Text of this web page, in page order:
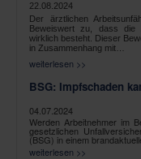
22.08.2024
Der ärztlichen
Beweiswert zu, dass die
wirklich besteht. Dieser
in Zusammenhang mit…
weiterlesen >>
BSG: Impfschaden
04.07.2024
Werden Arbeitnehmer im
gesetzlichen
(BSG) in einem
weiterlesen >>